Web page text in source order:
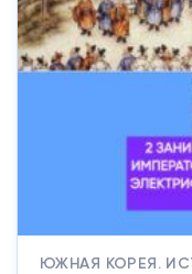
ЮЖНАЯ КОРЕЯ.